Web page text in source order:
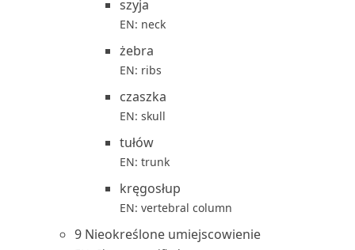
szyja
EN: neck
żebra
EN: ribs
czaszka
EN: skull
tułów
EN: trunk
kręgosłup
EN: vertebral column
9 Nieokreślone umiejscowienie